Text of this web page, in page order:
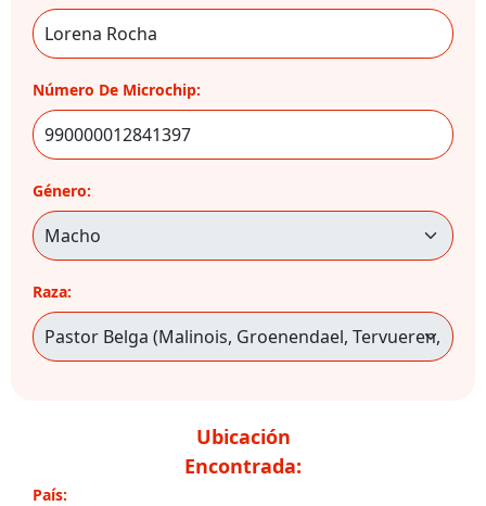
Número De Microchip:
Género:
Raza:
Ubicación
Encontrada:
País: